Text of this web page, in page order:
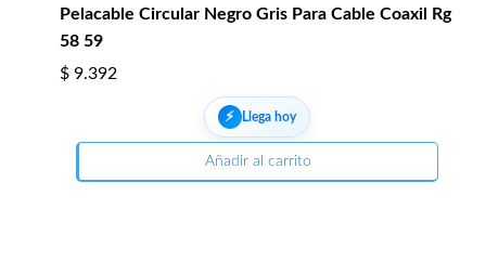
Pelacable Circular Negro Gris Para Cable Coaxil Rg
58 59
$ 9.392
⚡︎ Llega hoy
Añadir al carrito